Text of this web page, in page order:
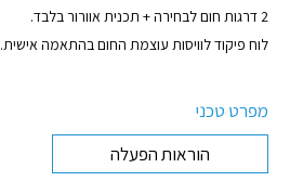
2 דרגות חום לבחירה + תכנית אוורור בלבד.
לוח פיקוד לוויסות עוצמת החום בהתאמה אישית.
מפרט טכני
הוראות הפעלה